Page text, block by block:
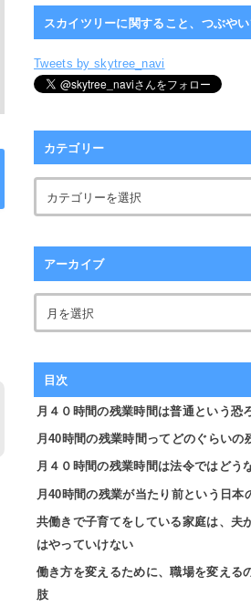
スカイツリーに関すること、つぶや
Tweets by skytree_navi
カテゴリー
アーカイブ
目次
月４０時間の残業時間は普通という恐
月40時間の残業時間ってどのぐらいの
月４０時間の残業時間は法令ではどう
月40時間の残業が当たり前という日本
共働きで子育てをしている家庭は、夫
はやっていけない
働き方を変えるために、職場を変える
肢